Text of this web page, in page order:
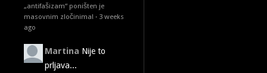
„antifašizam“ poništen je
masovnim zločinima! · 3 weeks
ago
Martina Nije to
prljava...